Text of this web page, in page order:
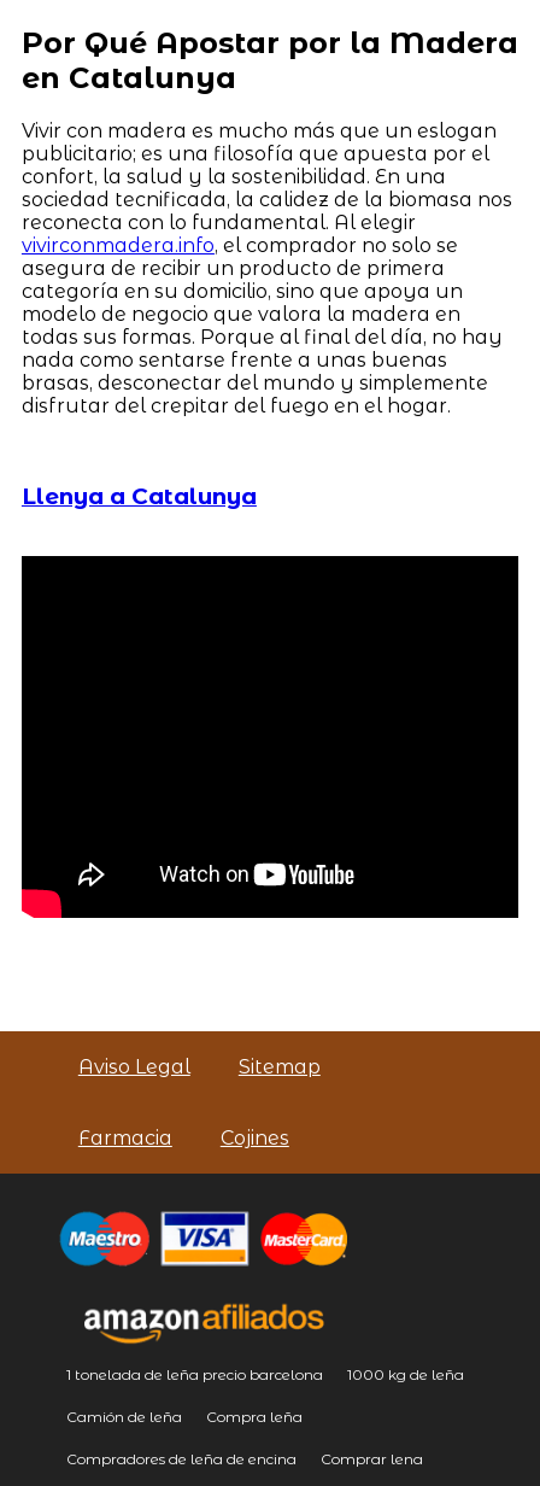
Por Qué Apostar por la Madera
en Catalunya
Vivir con madera es mucho más que un eslogan
publicitario; es una filosofía que apuesta por el
confort, la salud y la sostenibilidad. En una
sociedad tecnificada, la calidez de la biomasa nos
reconecta con lo fundamental. Al elegir
vivirconmadera.info, el comprador no solo se
asegura de recibir un producto de primera
categoría en su domicilio, sino que apoya un
modelo de negocio que valora la madera en
todas sus formas. Porque al final del día, no hay
nada como sentarse frente a unas buenas
brasas, desconectar del mundo y simplemente
disfrutar del crepitar del fuego en el hogar.
Llenya a Catalunya
Aviso Legal Sitemap
Farmacia Cojines
1 tonelada de leña precio barcelona 1000 kg de leña
Camión de leña Compra leña
Compradores de leña de encina Comprar lena